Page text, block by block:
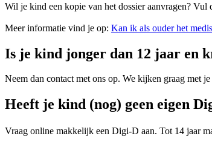
Wil je kind een kopie van het dossier aanvragen? Vul
Meer informatie vind je op: Kan ik als ouder het
Is je kind jonger dan 12 jaar en
Neem dan contact met ons op. We kijken graag met
Heeft je kind (nog) geen eigen
Vraag online makkelijk een Digi-D aan. Tot 14 jaar